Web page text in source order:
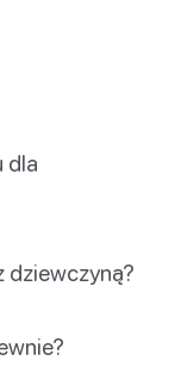
dla
dziewczyną?